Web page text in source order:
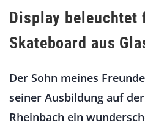
Display beleuchtet
Skateboard aus
Der Sohn meines
seiner Ausbildung auf
Rheinbach ein